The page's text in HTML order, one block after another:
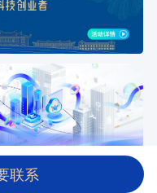
台
联系